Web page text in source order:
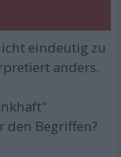
eindeutig zu
anders.
den Begriffen?